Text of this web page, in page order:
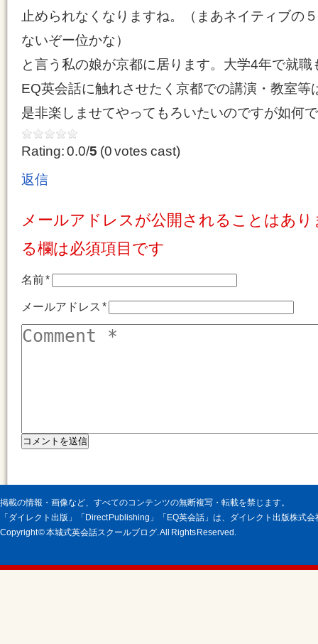
止められなくなりますね。（まあネイティブの
ないぞー位かな）
と言う私の娘が京都に居ります。大学4年で就職
EQ英会話に触れさせたく京都での講演・教室等
是非楽しませてやってもろいたいのですが如何
Rating: 0.0/5 (0 votes cast)
返信
メールアドレスが公開されることはあ
る欄は必須項目です
名前*
メールアドレス*
掲載の情報・画像など、すべてのコンテンツの無断複写・転載を禁じます。
「ダイレクト出版」「Direct Publishing」「EQ英会話」は、ダイレクト出版株式
Copyright © 本城式英会話スクールブログ. All Rights Reserved.